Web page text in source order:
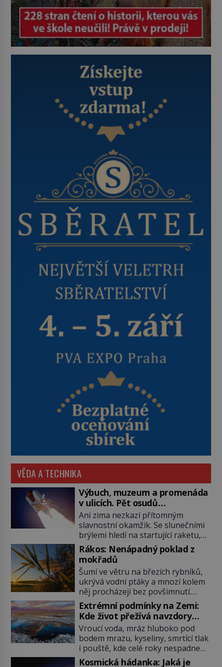
VĚDA A TECHNIKA
Výbuch, muzeum a promenáda
v ulicích. Pět osudů
nejslavnějších raketoplánů
Ani zima nezkazí přítomným
slavnostní okamžik. Se slunečními
brýlemi hledí na startující raketu,
která má do vesmíru vynést kromě
posádky také obyčejnou učitelku.
Po několika sekundách všem
ztuhnou úsměvy, stroj totiž
exploduje. Jejich konstrukce není
z levného kraje, daňové poplatníky
stojí miliardy dolarů. Na druhou
stranu zvládnou jen představitelné
věci. Na malé kousky Název:
Columbia První […]
Rákos: Nenápadný poklad z
mokřadů
Šumí ve větru na březích rybníků,
ukrývá vodní ptáky a mnozí kolem
něj procházejí bez povšimnutí.
Přesto právě rákos pomáhal stavět
domy, vyrábět lodě, zapisovat první
texty a inspiroval řadu pověstí.
Tato skromná, ale užitečná
rostlina provází člověka už tisíce
let. Většina lidí vnímá rákos jen jako
obyčejnou kulisu letního koupání.
Extrémní podmínky na Zemi:
Kde život přežívá navzdory
všemu
Vroucí voda, mráz hluboko pod
bodem mrazu, kyseliny, smrtící tlak
i pouště, kde celé roky nespadne
jediná kapka deště. Na první
Kosmická hádanka: Jaká je